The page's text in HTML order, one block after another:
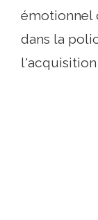
émotionnel
dans la
l'acquisition